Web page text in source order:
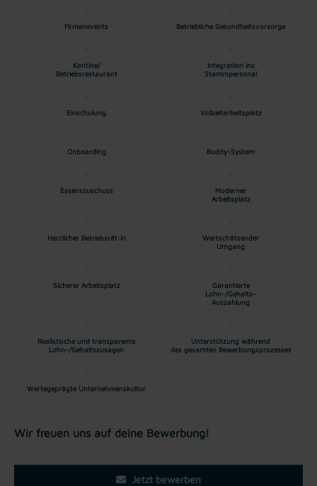
Firmenevents Betriebliche Gesundheitsvorsorge
Kantine/
Betriebsrestaurant
Integration ins
Stammpersonal
Einschulung Vollzeitarbeitsplatz
Onboarding Buddy-System
Essenszuschuss
Moderner
Arbeitsplatz
Herzlicher Betriebsrät:in
Wertschätzender
Umgang
Sicherer Arbeitsplatz
Garantierte
Lohn-/Gehalts-
Auszahlung
Realistische und transparente
Lohn-/Gehaltszusagen
Unterstützung während
des gesamten Bewerbungsprozesses
Wertegeprägte Unternehmenskultur
Wir freuen uns auf deine Bewerbung!
Jetzt bewerben